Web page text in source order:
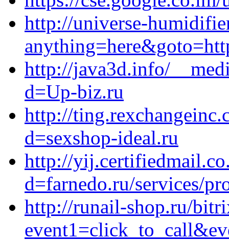
http://universe-
http://java3d.info/
d=Up-biz.ru
http://
d=sexshop-ideal.ru
http://
d=farnedo.ru/services/
http://runail-shop.ru/